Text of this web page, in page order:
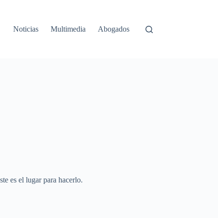
Noticias Multimedia Abogados
es el lugar para hacerlo.